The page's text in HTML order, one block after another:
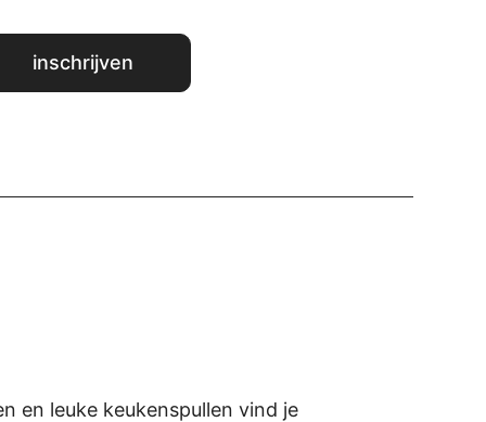
en leuke keukenspullen vind je